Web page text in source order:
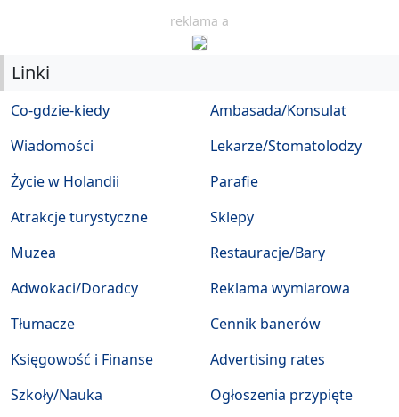
reklama a
Linki
Co-gdzie-kiedy
Wiadomości
Życie w Holandii
Atrakcje turystyczne
Muzea
Ambasada/Konsulat
Lekarze/Stomatolodzy
Parafie
Sklepy
Restauracje/Bary
Adwokaci/Doradcy
Tłumacze
Księgowość i Finanse
Szkoły/Nauka
Reklama wymiarowa
Cennik banerów
Advertising rates
Ogłoszenia przypięte